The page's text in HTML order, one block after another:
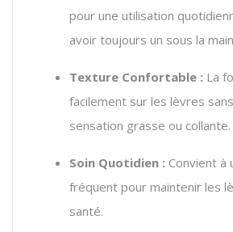
pour une utilisation
avoir toujours un sous la
Texture Confortable : La
facilement sur les lèvres
sensation grasse ou collante.
Soin Quotidien : Convient à
fréquent pour maintenir les
santé.